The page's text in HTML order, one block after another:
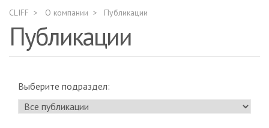
CLIFF О компании Публикации
Публикации
Выберите подраздел: